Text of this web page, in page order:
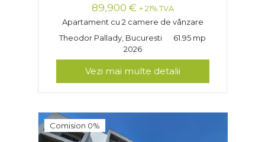
89,900 € + 21% TVA
Apartament cu 2 camere de vânzare
Theodor Pallady, Bucuresti
61.95 mp
2026
Vezi mai multe detalii
Comision 0%